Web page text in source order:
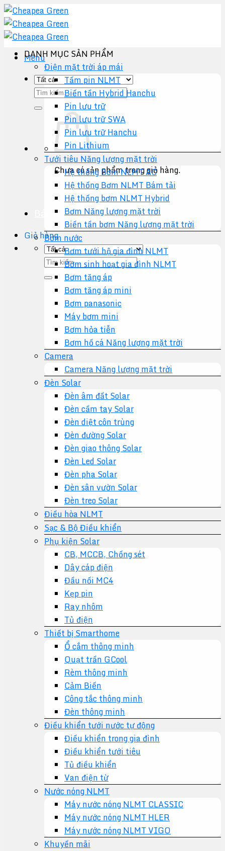
Chuyển
đến
nội
dung
Menu
Tìm
kiếm:
Chưa có sản phẩm trong giỏ hàng.
Quay trở lại cửa hàng
Báo giá +
Giỏ hàng
Tìm
kiếm:
DANH MỤC SẢN PHẨM
Điện mặt trời áp mái
Tấm pin NLMT
Biến tần Hybrid Hanchu
Pin lưu trữ
Pin lưu trữ SWA
Pin lưu trữ Hanchu
Pin Lithium
Tưới tiêu Năng lượng mặt trời
Hệ thống Bơm NLMT AC
Hệ thống Bơm NLMT Bám tải
Hệ thống bơm NLMT Hybrid
Bơm Năng lượng mặt trời
Biến tần bơm Năng lượng mặt trời
Bơm nước
Bơm tưới hộ gia đình NLMT
Bơm sinh hoạt gia đình NLMT
Bơm tăng áp
Bơm tăng áp mini
Bơm panasonic
Máy bơm mini
Bơm hỏa tiễn
Bơm hồ cá Năng lượng mặt trời
Camera
Camera Năng lượng mặt trời
Đèn Solar
Đèn âm đất Solar
Đèn cầm tay Solar
Đèn diệt côn trùng
Đèn đường Solar
Đèn giao thông Solar
Đèn Led Solar
Đèn pha Solar
Đèn sân vườn Solar
Đèn treo Solar
Điều hòa NLMT
Sạc & Bộ Điều khiển
Phụ kiện Solar
CB, MCCB, Chống sét
Dây cáp điện
Đầu nối MC4
Kẹp pin
Ray nhôm
Tủ điện
Thiết bị Smarthome
Ổ cắm thông minh
Quạt trần GCool
Rèm thông minh
Cảm Biến
Công tắc thông minh
Đèn thông minh
Điều khiển tưới nước tự động
Điều khiển trong gia đình
Điều khiển tưới tiêu
Tủ điều khiển
Van điện từ
Nước nóng NLMT
Máy nước nóng NLMT CLASSIC
Máy nước nóng NLMT HLER
Máy nước nóng NLMT VIGO
Khuyến mãi